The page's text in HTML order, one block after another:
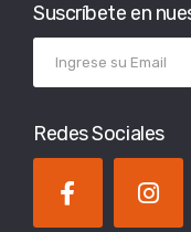
Suscríbete en
Redes Sociales